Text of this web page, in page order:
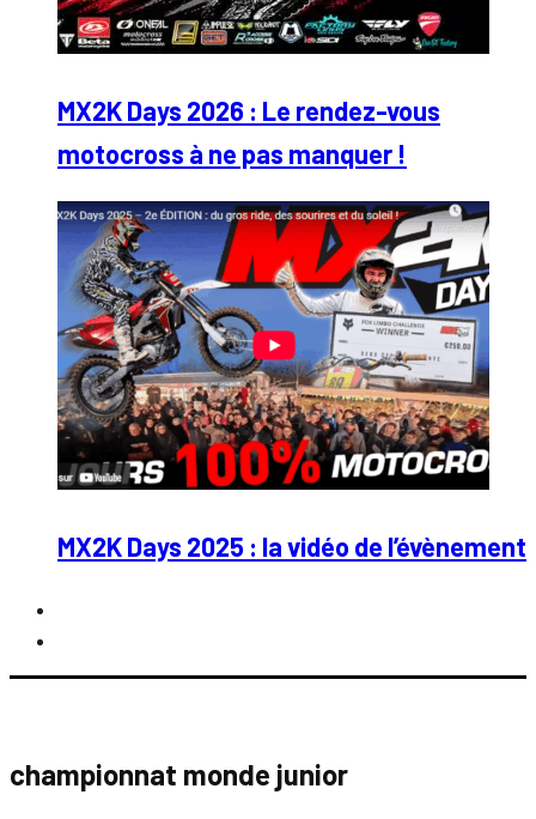
MX2K Days 2026 : Le rendez-vous
motocross à ne pas manquer !
MX2K Days 2025 : la vidéo de l’évènement
championnat monde junior